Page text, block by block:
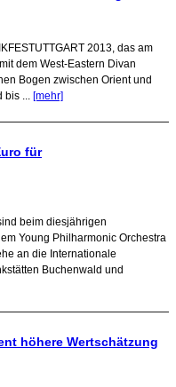
2013, das am
dem West-Eastern Divan
Bogen zwischen Orient und
... [mehr]
für
beim diesjährigen
Young Philharmonic Orchestra
an die Internationale
Buchenwald und
höhere Wertschätzung